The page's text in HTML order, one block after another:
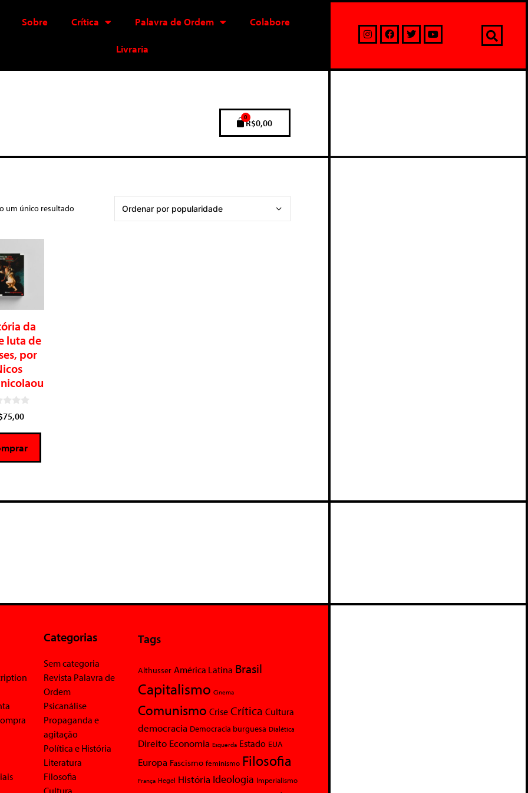
Sobre Crítica Palavra de Ordem Colabore
Livraria
R$0,00
0
um único resultado
da
luta de
por
75,00
Categorias
Sem categoria
Revista Palavra de
Ordem
Psicanálise
Propaganda e
agitação
Política e História
Literatura
Filosofia
Tags
Althusser América Latina Brasil
Capitalismo Cinema
Comunismo Crise Crítica Cultura
democracia Democracia burguesa Dialética
Direito Economia Esquerda Estado EUA
Europa Fascismo feminismo Filosofia
França Hegel História Ideologia Imperialismo